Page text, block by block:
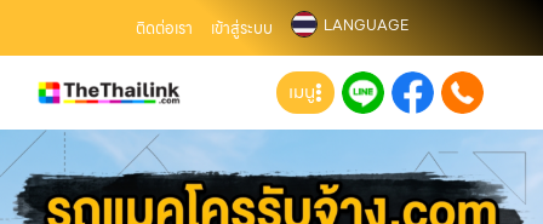
ติดต่อเรา เข้าสู่ระบบ LANGUAGE
เมนู